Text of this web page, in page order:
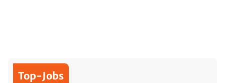
Top-Jobs